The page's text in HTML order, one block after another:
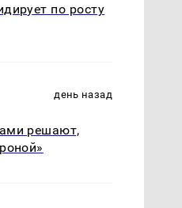
по росту
день назад
решают,